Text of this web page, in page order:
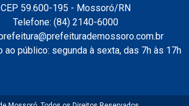
CEP 59.600-195 - Mossoró/RN
Telefone: (84) 2140-6000
ao público: segunda à sexta, das 7h às 17h